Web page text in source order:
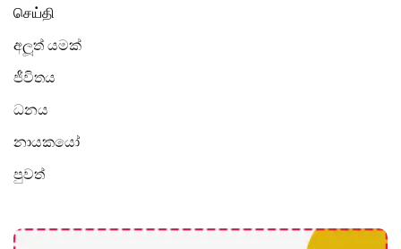
செய்தி
අලූත් යමක්
ජීවිතය
ධනය
නායකයෝ
පුවත්